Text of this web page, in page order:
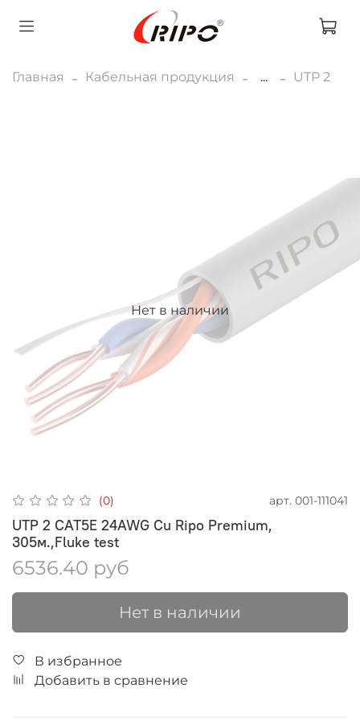
Главная Кабельная продукция ... UTP 2
Нет в наличии
(0) арт. 001-111041
UTP 2 CAT5E 24AWG Cu Ripo Premium,
305м.,Fluke test
6536.40 руб
Нет в наличии
В избранное
Добавить в сравнение